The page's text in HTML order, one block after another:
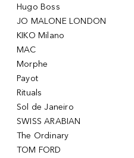
Hugo Boss
JO MALONE LONDON
KIKO Milano
MAC
Morphe
Payot
Rituals
Sol de Janeiro
SWISS ARABIAN
The Ordinary
TOM FORD